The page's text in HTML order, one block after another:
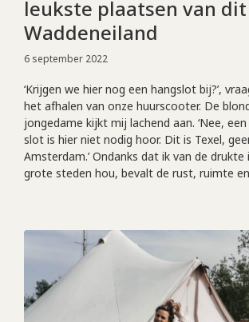
leukste plaatsen van dit
Waddeneiland
6 september 2022
‘Krijgen we hier nog een hangslot bij?’,
het afhalen van onze huurscooter. De
jongedame kijkt mij lachend aan. ‘Nee,
slot is hier niet nodig hoor. Dit is Texel,
Amsterdam.’ Ondanks dat ik van de drukte
grote steden hou, bevalt de rust, ruimte